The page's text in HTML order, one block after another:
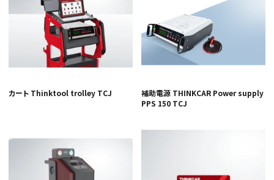
カート Thinktool trolley TCJ
補助電源 THINKCAR Power supply
PPS 150 TCJ